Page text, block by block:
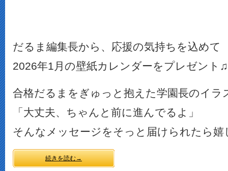
だるま編集長から、応援の気持ちを込めて
2026年1月の壁紙カレンダーをプレゼント♫
合格だるまをぎゅっと抱えた学園長のイラ
「大丈夫、ちゃんと前に進んでるよ」
そんなメッセージをそっと届けられたら嬉
続きを読む→